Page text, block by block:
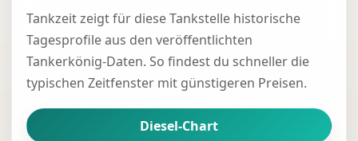
Tankzeit zeigt für diese Tankstelle historische
Tagesprofile aus den veröffentlichten
Tankerkönig-Daten. So findest du schneller die
typischen Zeitfenster mit günstigeren Preisen.
Diesel-Chart